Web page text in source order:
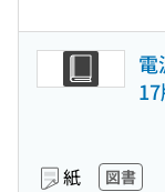
電
紙 図書